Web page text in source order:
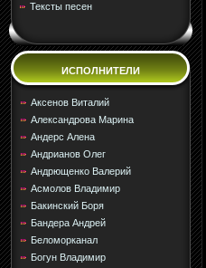
Тексты песен
ИСПОЛНИТЕЛИ
Аксенов Виталий
Александрова Марина
Андерс Алена
Андрианов Олег
Андрющенко Валерий
Асмолов Владимир
Бакинский Боря
Бандера Андрей
Беломорканал
Богун Владимир